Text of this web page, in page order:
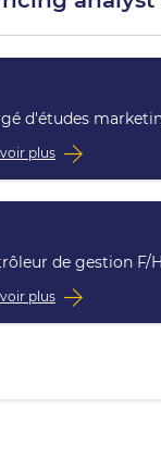
d'études
plus
de gestion F/H
plus